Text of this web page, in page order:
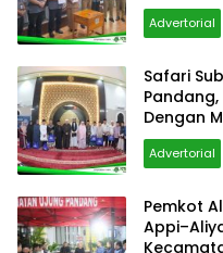
Advertorial
Safari
Dengan
Advertorial
Pemkot